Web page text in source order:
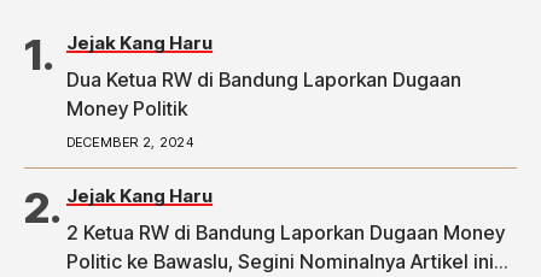
Jejak Kang Haru
Dua Ketua RW di Bandung Laporkan Dugaan
Money Politik
DECEMBER 2, 2024
Jejak Kang Haru
2 Ketua RW di Bandung Laporkan Dugaan Money
Politic ke Bawaslu, Segini Nominalnya Artikel ini